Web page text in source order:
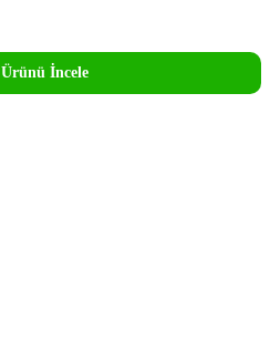
Ürünü İncele